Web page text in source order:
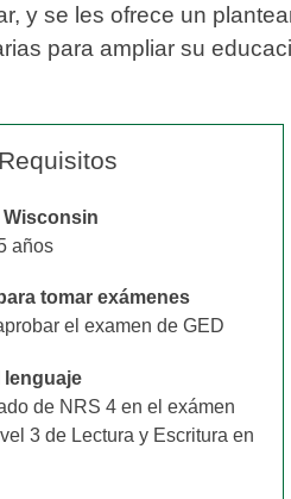
y se les ofrece un
para ampliar su
Requisitos
Wisconsin
años
tomar exámenes
el examen de GED
lenguaje
de NRS 4 en el exámen
3 de Lectura y Escritura en